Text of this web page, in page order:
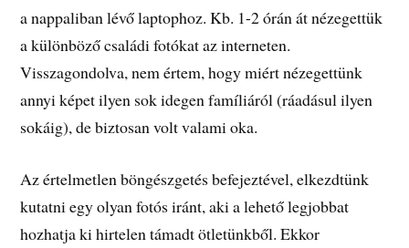
a nappaliban lévő laptophoz. Kb. 1-2 órán át nézegettük
a különböző családi fotókat az interneten.
Visszagondolva, nem értem, hogy miért nézegettünk
annyi képet ilyen sok idegen famíliáról (ráadásul ilyen
sokáig), de biztosan volt valami oka.
Az értelmetlen böngészgetés befejeztével, elkezdtünk
kutatni egy olyan fotós iránt, aki a lehető legjobbat
hozhatja ki hirtelen támadt ötletünkből. Ekkor